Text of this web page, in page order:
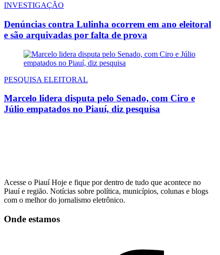
INVESTIGAÇÃO
Denúncias contra Lulinha ocorrem em ano eleitoral
e são arquivadas por falta de prova
PESQUISA ELEITORAL
Marcelo lidera disputa pelo Senado, com Ciro e
Júlio empatados no Piauí, diz pesquisa
Acesse o Piauí Hoje e fique por dentro de tudo que acontece no
Piauí e região. Notícias sobre política, municípios, colunas e blogs
com o melhor do jornalismo eletrônico.
Onde estamos